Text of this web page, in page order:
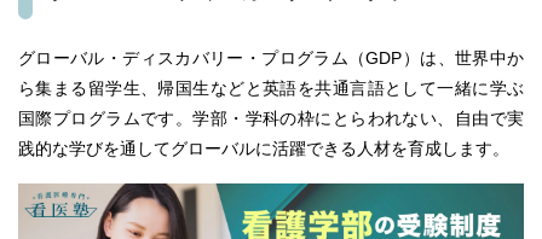
グローバル・ディスカバリー・プログラム（GDP）は、世界中か
ら集まる留学生、帰国生などと英語を共通言語として一緒に学ぶ
国際プログラムです。学部・学科の枠にとらわれない、自由で実
践的な学びを通してグローバルに活躍できる人材を育成します。